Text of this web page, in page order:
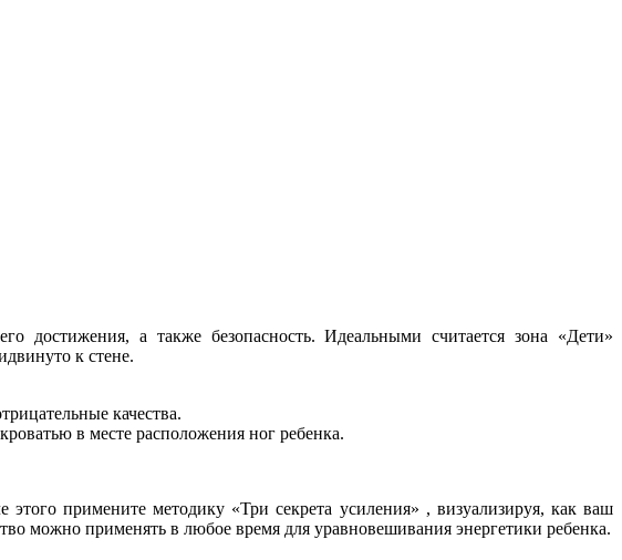
достижения, а также безопасность. Идеальными считается зона «Дети»
к стене.
качества.
в месте расположения ног ребенка.
примените методику «Три секрета усиления» , визуализируя, как ваш
можно применять в любое время для уравновешивания энергетики ребенка.